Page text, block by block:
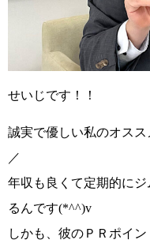
せいじです！！
誠実で優しい私のオス
／
年収も良くて定期的に
るんです(*^^)v
しかも、彼のＰＲポイ